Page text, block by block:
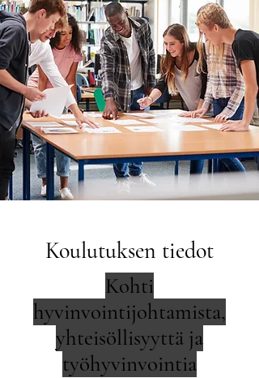
Koulutuksen tiedot
Kohti
hyvinvointijohtamista,
yhteisöllisyyttä ja
työhyvinvointia